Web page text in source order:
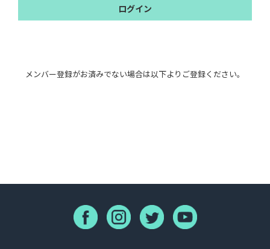
ログイン
メンバー登録がお済みでない場合は以下よりご登録ください。